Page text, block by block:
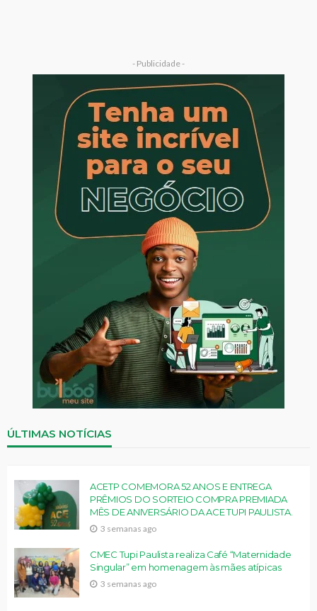
- Publicidade -
ÚLTIMAS NOTÍCIAS
ACETP COMEMORA 52 ANOS E ENTREGA
PRÊMIOS DO SORTEIO COMPRA PREMIADA
MÊS DE ANIVERSÁRIO DA ACE TUPI PAULISTA.
3 semanas ago
CMEC Tupi Paulista realiza Café “Maternidade
Singular” em homenagem às mães atípicas
3 semanas ago